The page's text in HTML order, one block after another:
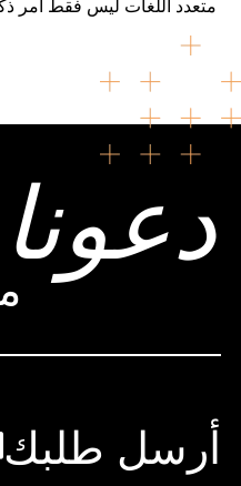
متعدد اللغات ليس فقط أمر
أرسل طلبك